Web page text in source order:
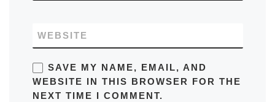
WEBSITE
SAVE MY NAME, EMAIL, AND
WEBSITE IN THIS BROWSER FOR THE
NEXT TIME I COMMENT.